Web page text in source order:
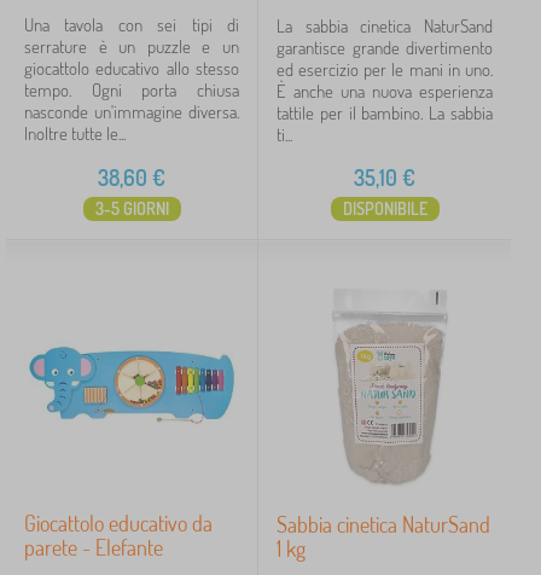
Una tavola con sei tipi di
serrature è un puzzle e un
giocattolo educativo allo stesso
tempo. Ogni porta chiusa
nasconde un'immagine diversa.
Inoltre tutte le...
38,60 €
3-5 GIORNI
La sabbia cinetica NaturSand
garantisce grande divertimento
ed esercizio per le mani in uno.
È anche una nuova esperienza
tattile per il bambino. La sabbia
ti...
35,10 €
DISPONIBILE
Giocattolo educativo da
parete - Elefante
Sabbia cinetica NaturSand
1 kg